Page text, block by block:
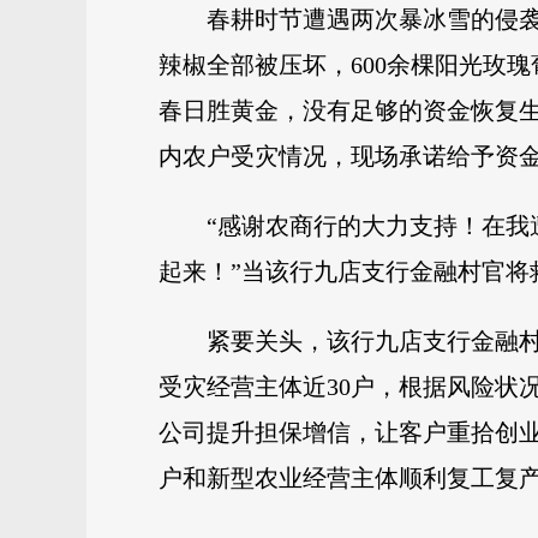
春耕时节遭遇两次暴冰雪的侵
辣椒全部被压坏，600余棵阳光玫
春日胜黄金，没有足够的资金恢复
内农户受灾情况，现场承诺给予资
“感谢农商行的大力支持！在
起来！”当该行九店支行金融村官
紧要关头，该行九店支行金融
受灾经营主体近30户，根据风险状
公司提升担保增信，让客户重拾创
户和新型农业经营主体顺利复工复